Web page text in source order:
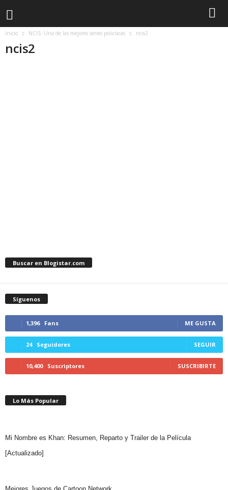
Inicio NCIS: Una de las mejores series policíacas ncis2
ncis2
Buscar en Blogistar.com
Síguenos
1,396 Fans ME GUSTA
24 Seguidores SEGUIR
10,400 Suscriptores SUSCRIBIRTE
Lo Más Popular
Mi Nombre es Khan: Resumen, Reparto y Trailer de la Película
[Actualizado]